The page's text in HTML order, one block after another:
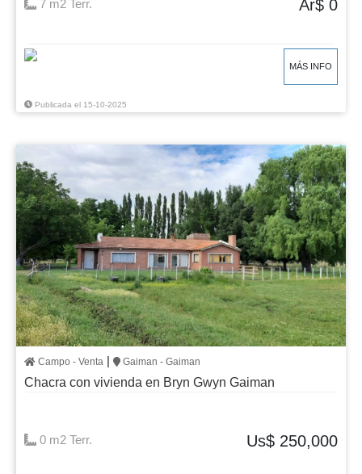
7 m2 Terr. Ar$ 0
MÁS INFO
Publicada el 15-10-2025
Campo - Venta | Gaiman - Gaiman
Chacra con vivienda en Bryn Gwyn Gaiman
0 m2 Terr. Us$ 250,000